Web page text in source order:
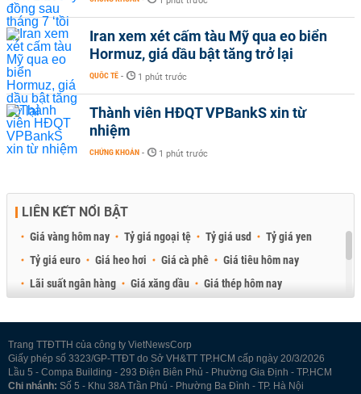
Iran xem xét cấm tàu Mỹ qua eo biển
Hormuz, giá dầu bật tăng trở lại
QUỐC TẾ - 1 phút trước
Thành viên HĐQT VPBankS xin từ
nhiệm
CHỨNG KHOÁN - 1 phút trước
LIÊN KẾT NỔI BẬT
Giá vàng hôm nay Tỷ giá ngoại tệ Tỷ giá usd
Tỷ giá yen
Tỷ giá euro
Giá heo hơi Giá cà phê
Giá tiêu hôm nay
Lãi suất ngân hàng
Giá xăng dầu
Giá thép hôm nay
Trang TTĐTTH của công ty VietNewsCorp
Giấy phép số 3323/GP-TTĐT do Sở VH&TT TP.HCM cấp ngày 20/3/2026
Lầu 5 - Compa Building - 293 Điện Biên Phủ - Phường Gia Định - TP.HCM
Chi nhánh: Số 5 - Khu 38A Trần Phú - Phường Ba Đình - TP. Hà Nội